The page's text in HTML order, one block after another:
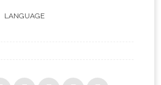
LANGUAGE